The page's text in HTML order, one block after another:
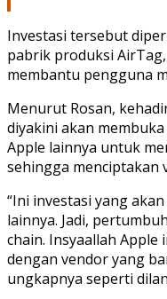
Investasi tersebut
pabrik produksi
membantu pengguna
Menurut Rosan,
diyakini akan
Apple lainnya untuk
sehingga menciptakan
“Ini investasi yang
lainnya. Jadi,
chain. Insyaallah Apple
dengan vendor yang
ungkapnya seperti